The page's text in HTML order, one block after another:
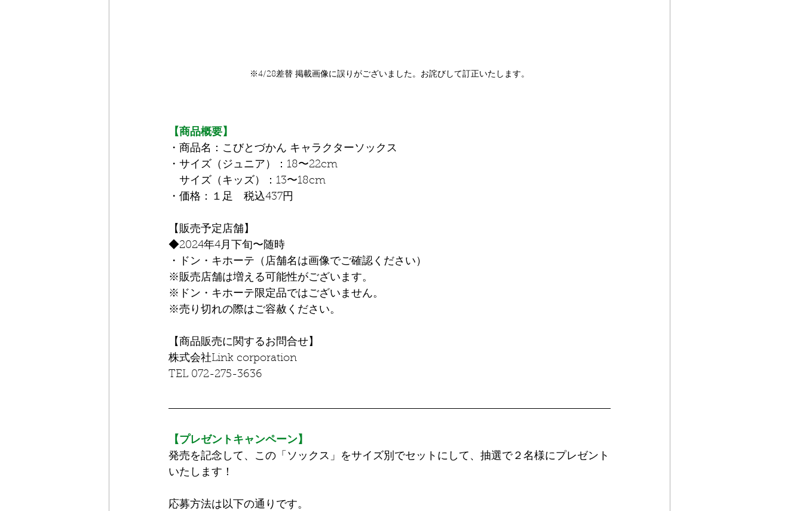
※4/28差替 掲載画像に誤りがございました。お詫びして訂正いたします。
【商品概要】
・商品名：こびとづかん キャラクターソックス
・サイズ（ジュニア）：18〜22cm
サイズ（キッズ）：13〜18cm
・価格：１足　税込437円
【販売予定店舗】
◆2024年4月下旬〜随時
・ドン・キホーテ（店舗名は画像でご確認ください）
※販売店舗は増える可能性がございます。
※ドン・キホーテ限定品ではございません。
※売り切れの際はご容赦ください。
【商品販売に関するお問合せ】
株式会社Link corporation
TEL 072-275-3636
【プレゼントキャンペーン】
発売を記念して、この「 ソックス 」をサイズ別でセットにして、抽選で２名様にプレゼント
いたします！
応募方法は以下の通りです。